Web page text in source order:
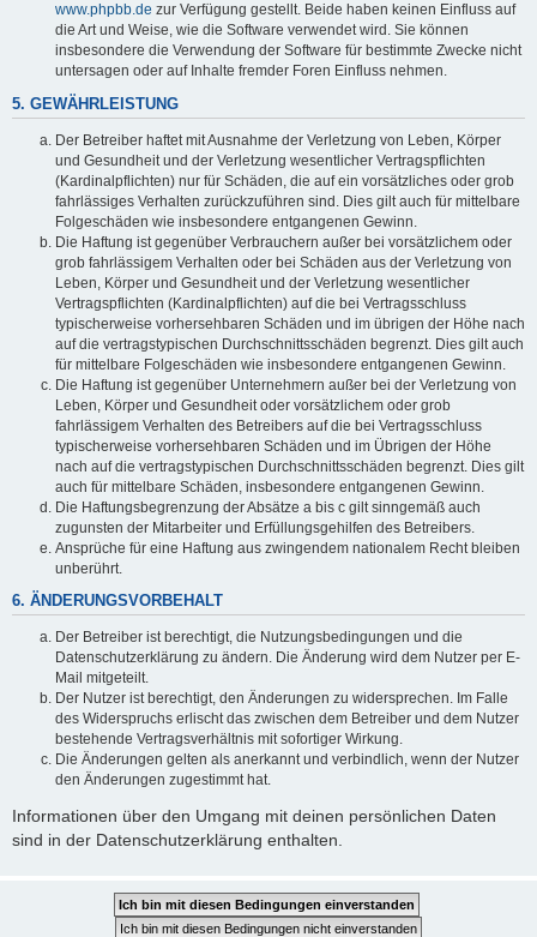
www.phpbb.de zur Verfügung gestellt. Beide haben keinen Einfluss auf
die Art und Weise, wie die Software verwendet wird. Sie können
insbesondere die Verwendung der Software für bestimmte Zwecke nicht
untersagen oder auf Inhalte fremder Foren Einfluss nehmen.
5. GEWÄHRLEISTUNG
Der Betreiber haftet mit Ausnahme der Verletzung von Leben, Körper
und Gesundheit und der Verletzung wesentlicher Vertragspflichten
(Kardinalpflichten) nur für Schäden, die auf ein vorsätzliches oder grob
fahrlässiges Verhalten zurückzuführen sind. Dies gilt auch für mittelbare
Folgeschäden wie insbesondere entgangenen Gewinn.
Die Haftung ist gegenüber Verbrauchern außer bei vorsätzlichem oder
grob fahrlässigem Verhalten oder bei Schäden aus der Verletzung von
Leben, Körper und Gesundheit und der Verletzung wesentlicher
Vertragspflichten (Kardinalpflichten) auf die bei Vertragsschluss
typischerweise vorhersehbaren Schäden und im übrigen der Höhe nach
auf die vertragstypischen Durchschnittsschäden begrenzt. Dies gilt auch
für mittelbare Folgeschäden wie insbesondere entgangenen Gewinn.
Die Haftung ist gegenüber Unternehmern außer bei der Verletzung von
Leben, Körper und Gesundheit oder vorsätzlichem oder grob
fahrlässigem Verhalten des Betreibers auf die bei Vertragsschluss
typischerweise vorhersehbaren Schäden und im Übrigen der Höhe
nach auf die vertragstypischen Durchschnittsschäden begrenzt. Dies gilt
auch für mittelbare Schäden, insbesondere entgangenen Gewinn.
Die Haftungsbegrenzung der Absätze a bis c gilt sinngemäß auch
zugunsten der Mitarbeiter und Erfüllungsgehilfen des Betreibers.
Ansprüche für eine Haftung aus zwingendem nationalem Recht bleiben
unberührt.
6. ÄNDERUNGSVORBEHALT
Der Betreiber ist berechtigt, die Nutzungsbedingungen und die
Datenschutzerklärung zu ändern. Die Änderung wird dem Nutzer per E-
Mail mitgeteilt.
Der Nutzer ist berechtigt, den Änderungen zu widersprechen. Im Falle
des Widerspruchs erlischt das zwischen dem Betreiber und dem Nutzer
bestehende Vertragsverhältnis mit sofortiger Wirkung.
Die Änderungen gelten als anerkannt und verbindlich, wenn der Nutzer
den Änderungen zugestimmt hat.
Informationen über den Umgang mit deinen persönlichen Daten
sind in der Datenschutzerklärung enthalten.